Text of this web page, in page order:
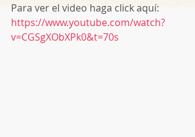
Para ver el video haga click aquí:
https://www.youtube.com/watch?
v=CGSgXObXPk0&t=70s